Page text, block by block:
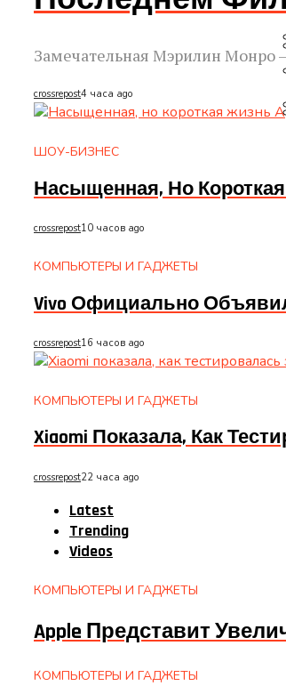
Замечательная Мэрилин Монро
crossrepost4 часа ago
ШОУ-БИЗНЕС
Насыщенная, Но
crossrepost10 часов ago
КОМПЬЮТЕРЫ И ГАДЖЕТЫ
Vivo Официально
crossrepost16 часов ago
КОМПЬЮТЕРЫ И ГАДЖЕТЫ
Xiaomi Показала, Как
crossrepost22 часа ago
Latest
Trending
Videos
КОМПЬЮТЕРЫ И ГАДЖЕТЫ
Apple Представит
КОМПЬЮТЕРЫ И ГАДЖЕТЫ